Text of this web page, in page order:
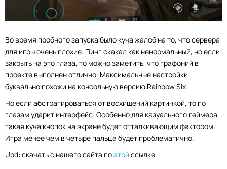
Во время пробного запуска было куча жалоб на то, что сервера
для игры очень плохие. Пинг скакал как ненормальный, но если
закрыть на это глаза, то можно заметить, что графоний в
проекте выполнен отлично. Максимальные настройки
буквально похожи на консольную версию Rainbow Six.
Но если абстрагироваться от восхищений картинкой, то по
глазам ударит интерфейс. Особенно для казуального геймера
такая куча кнопок на экране будет отталкивающим фактором.
Игра менее чем в четыре пальца будет проблематично.
Upd: скачать с нашего сайта поэтой ссылке.